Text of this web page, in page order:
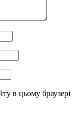
в цьому браузері